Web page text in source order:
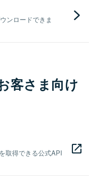
ンロードできま
客さま向け
取得できる公式API